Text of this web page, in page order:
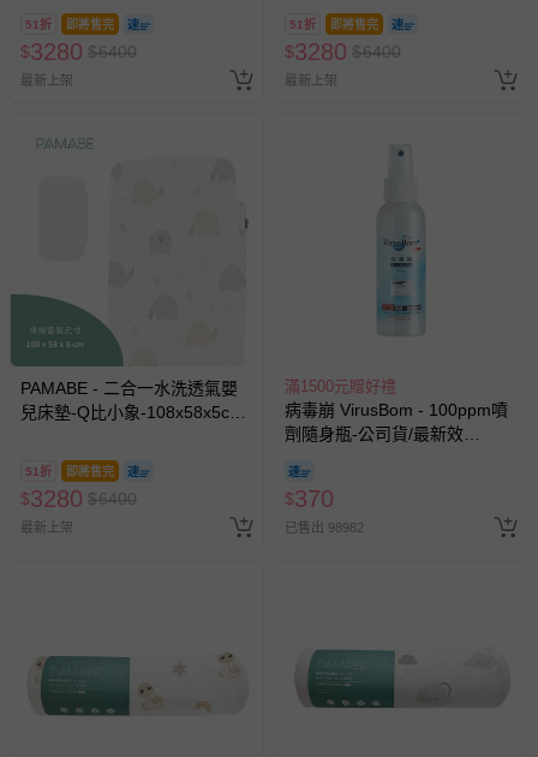
Next2Me Forever)
51折 即將售完
$3280 $6400
最新上架
Next2Me Forever)
51折 即將售完
$3280 $6400
最新上架
PAMABE - 二合一水洗透氣嬰
兒床墊-Q比小象-108x58x5cm
Forever)
51折 即將售完
$3280 $6400
最新上架
滿1500元贈好禮
病毒崩 VirusBom - 100ppm噴
劑隨身瓶-公司貨/最新效
$370
已售出 98982